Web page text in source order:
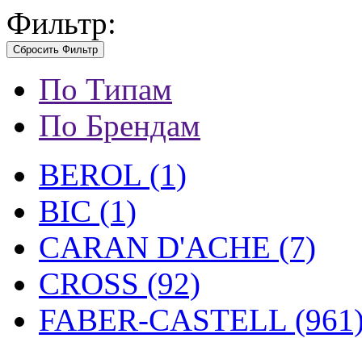
Фильтр:
Сбросить Фильтр
По Типам
По Брендам
BEROL (1)
BIC (1)
CARAN D'ACHE (7)
CROSS (92)
FABER-CASTELL